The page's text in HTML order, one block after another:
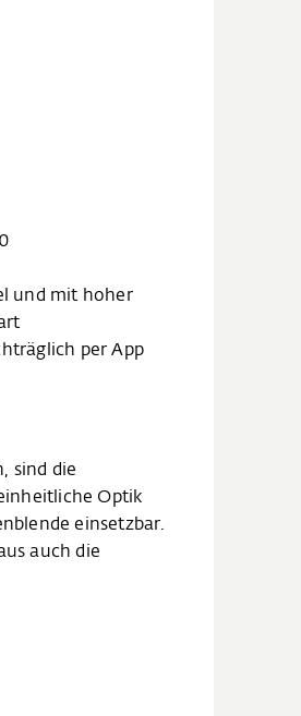
und mit hoher
per App
sind die
Optik
einsetzbar.
auch die